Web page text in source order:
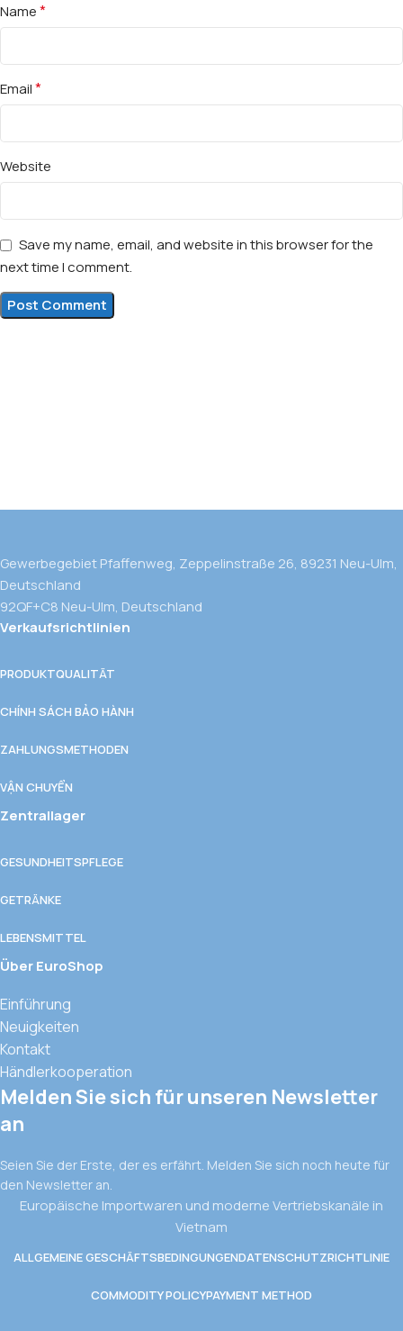
Name*
Email*
Website
Save my name, email, and website in this browser for the
next time I comment.
Gewerbegebiet Pfaffenweg, Zeppelinstraße 26, 89231 Neu-Ulm,
Deutschland
92QF+C8 Neu-Ulm, Deutschland
Verkaufsrichtlinien
PRODUKTQUALITÄT
CHÍNH SÁCH BẢO HÀNH
ZAHLUNGSMETHODEN
VẬN CHUYỂN
Zentrallager
GESUNDHEITSPFLEGE
GETRÄNKE
LEBENSMITTEL
Über EuroShop
Einführung
Neuigkeiten
Kontakt
Händlerkooperation
Melden Sie sich für unseren Newsletter
an
Seien Sie der Erste, der es erfährt. Melden Sie sich noch heute für
den Newsletter an.
Europäische Importwaren und moderne Vertriebskanäle in
Vietnam
ALLGEMEINE GESCHÄFTSBEDINGUNGENDATENSCHUTZRICHTLINIE
COMMODITY POLICYPAYMENT METHOD